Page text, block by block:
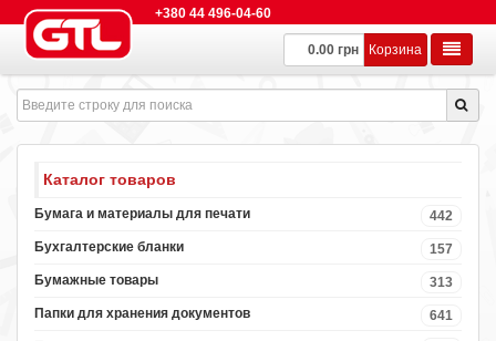
+380 44 496-04-60
0.00 грн Корзина
Каталог товаров
442
Бумага и материалы для печати
157
Бухгалтерские бланки
313
Бумажные товары
641
Папки для хранения документов